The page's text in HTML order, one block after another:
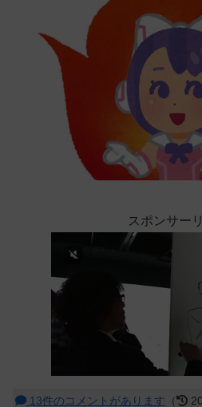
スポンサー
13件のコメントがあります （